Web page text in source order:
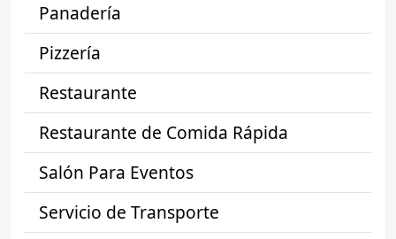
Panadería
Pizzería
Restaurante
Restaurante de Comida Rápida
Salón Para Eventos
Servicio de Transporte